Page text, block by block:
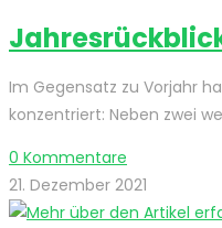
Im Gegensatz zu Vorjahr
konzentriert: Neben zwei
0 Kommentare
21. Dezember 2021